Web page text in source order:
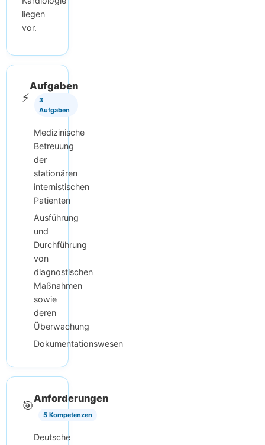
liegen
vor.
⚡
Aufgaben
3
Aufgaben
Medizinische
Betreuung
der
stationären
internistischen
Patienten
Ausführung
und
Durchführung
von
diagnostischen
Maßnahmen
sowie
deren
Überwachung
Dokumentationswesen
🎯
Anforderungen
5 Kompetenzen
Deutsche